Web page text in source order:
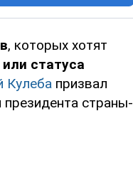
, которых хотят
статуса
Кулеба призвал
страны-